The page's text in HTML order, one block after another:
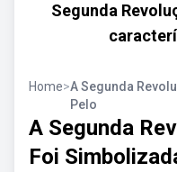
Segunda
Home>A Segunda
Pelo
A Segunda
Foi